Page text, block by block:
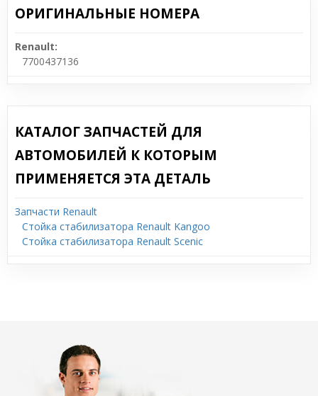
ОРИГИНАЛЬНЫЕ НОМЕРА
Renault:
7700437136
КАТАЛОГ ЗАПЧАСТЕЙ ДЛЯ
АВТОМОБИЛЕЙ К КОТОРЫМ
ПРИМЕНЯЕТСЯ ЭТА ДЕТАЛЬ
Запчасти Renault
Стойка стабилизатора Renault Kangoo
Стойка стабилизатора Renault Scenic